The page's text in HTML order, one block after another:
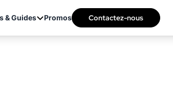
& Guides Promos Contactez-nous